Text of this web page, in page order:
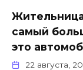
самый
это
22 августа,